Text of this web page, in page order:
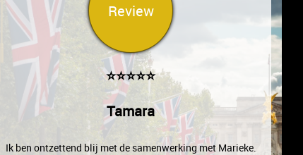
Review
⭐⭐⭐⭐⭐
Tamara
Ik ben ontzettend blij met de samenwerking met Marieke.